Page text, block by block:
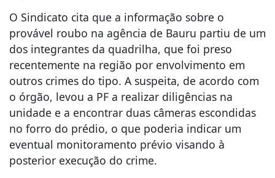
O Sindicato cita que a informação sobre o
provável roubo na agência de Bauru partiu de um
dos integrantes da quadrilha, que foi preso
recentemente na região por envolvimento em
outros crimes do tipo. A suspeita, de acordo com
o órgão, levou a PF a realizar diligências na
unidade e a encontrar duas câmeras escondidas
no forro do prédio, o que poderia indicar um
eventual monitoramento prévio visando à
posterior execução do crime.